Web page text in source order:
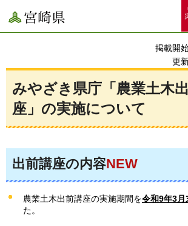
宮崎県
掲載開
更
みやざき県庁「農業土木
座」の実施について
出前講座の内容NEW
農業土木出前講座の実施期間を令和9年3月
た。